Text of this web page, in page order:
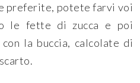
preferite, potete farvi voi
le fette di zucca e poi
la buccia, calcolate di